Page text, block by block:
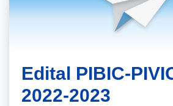
Edital PIBIC-
2022-2023